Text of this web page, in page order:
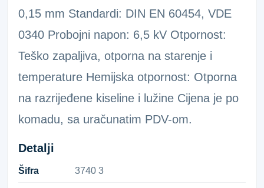
0,15 mm Standardi: DIN EN 60454, VDE
0340 Probojni napon: 6,5 kV Otpornost:
Teško zapaljiva, otporna na starenje i
temperature Hemijska otpornost: Otporna
na razrijeđene kiseline i lužine Cijena je po
komadu, sa uračunatim PDV-om.
Detalji
Šifra 3​7​4​0​ ​3​